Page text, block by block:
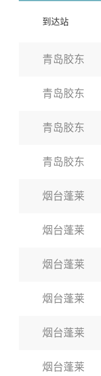
到达站
青岛胶东
青岛胶东
青岛胶东
青岛胶东
烟台蓬莱
烟台蓬莱
烟台蓬莱
烟台蓬莱
烟台蓬莱
烟台蓬莱